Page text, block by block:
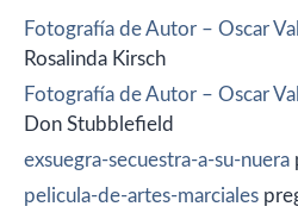
Fotografía de Autor – Oscar
Rosalinda Kirsch
Fotografía de Autor – Oscar
Don Stubblefield
exsuegra-secuestra-a-su-nuera
pelicula-de-artes-marciales